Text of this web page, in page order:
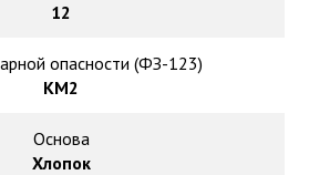
12
опасности (ФЗ-123)
КМ2
Основа
Хлопок